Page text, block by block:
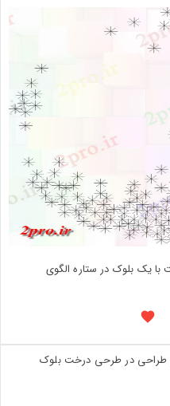
یک بلوک در ستاره الگوی